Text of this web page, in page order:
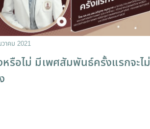
าคม 2021
หรือไม่ มีเพศสัมพันธ์ครั้งแรกจะไม่